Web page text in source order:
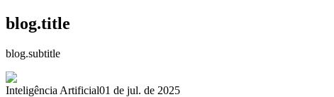
blog.title
blog.subtitle
Inteligência Artificial01 de jul. de 2025